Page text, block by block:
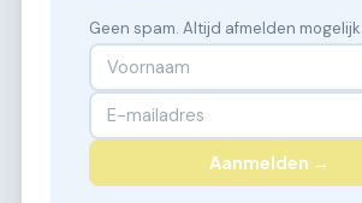
Geen spam. Altijd afmelden mogelijk.
Aanmelden →